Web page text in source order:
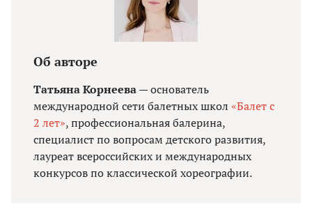
Об авторе
Татьяна Корнеева— основатель
международной сети балетных школ «Балет с
2 лет», профессиональная балерина,
специалист по вопросам детского развития,
лауреат всероссийских и международных
конкурсов по классической хореографии.